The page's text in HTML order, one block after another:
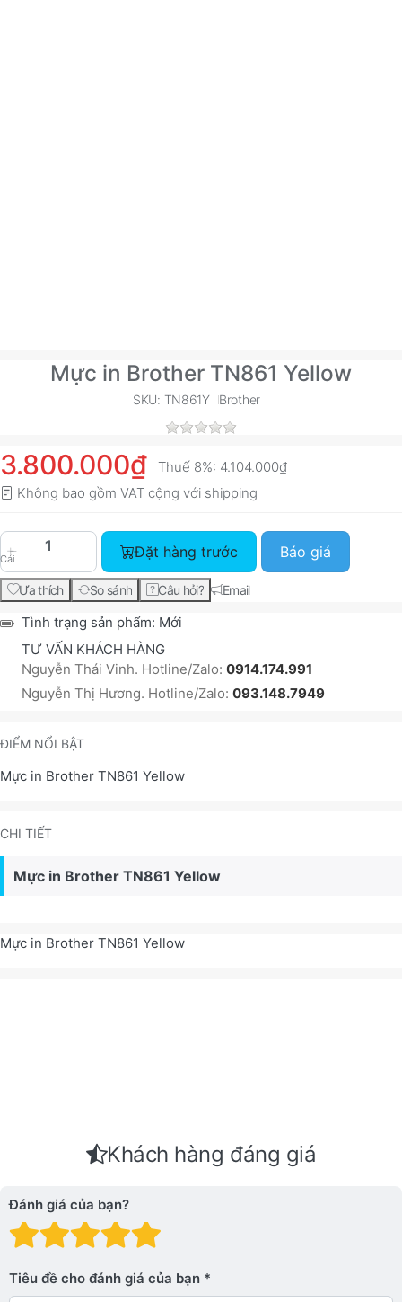
Mực in Brother TN861 Yellow
SKU: TN861Y Brother
3.800.000₫ Thuế 8%: 4.104.000₫
Không bao gồm VAT cộng với shipping
Cái Đặt hàng trước Báo giá
Ưa thích So sánh Câu hỏi? Email
Tình trạng sản phẩm: Mới
TƯ VẤN KHÁCH HÀNG
Nguyễn Thái Vinh. Hotline/Zalo: 0914.174.991
Nguyễn Thị Hương. Hotline/Zalo: 093.148.7949
ĐIỂM NỔI BẬT
Mực in Brother TN861 Yellow
CHI TIẾT
Mực in Brother TN861 Yellow
Mực in Brother TN861 Yellow
Khách hàng đáng giá
Đánh giá của bạn?
Đánh giá: 4 trên 5
Đánh giá: 3 trên 5 sao.
Đánh giá: 2 trên 5 sao.
Đánh giá: 1 trên 5 sao. Xấu
Tiêu đề cho đánh giá của bạn